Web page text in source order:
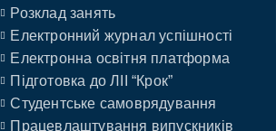
Розклад занять
Електронний журнал успішності
Електронна освітня платформа
Підготовка до ЛІІ “Крок”
Студентське самоврядування
Працевлаштування випускників